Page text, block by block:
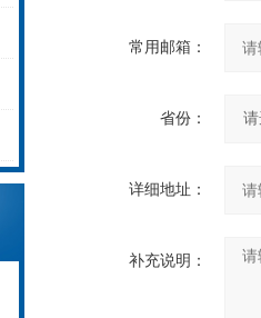
常用邮箱：
省份：
详细地址：
补充说明：